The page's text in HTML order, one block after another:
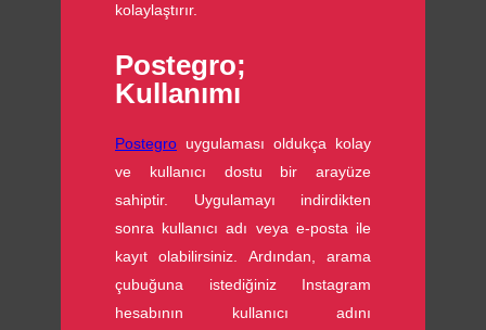
kolaylaştırır.
Postegro;
Kullanımı
Postegro uygulaması oldukça kolay
ve kullanıcı dostu bir arayüze
sahiptir. Uygulamayı indirdikten
sonra kullanıcı adı veya e-posta ile
kayıt olabilirsiniz. Ardından, arama
çubuğuna istediğiniz Instagram
hesabının kullanıcı adını